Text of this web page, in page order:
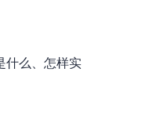
什么、怎样实